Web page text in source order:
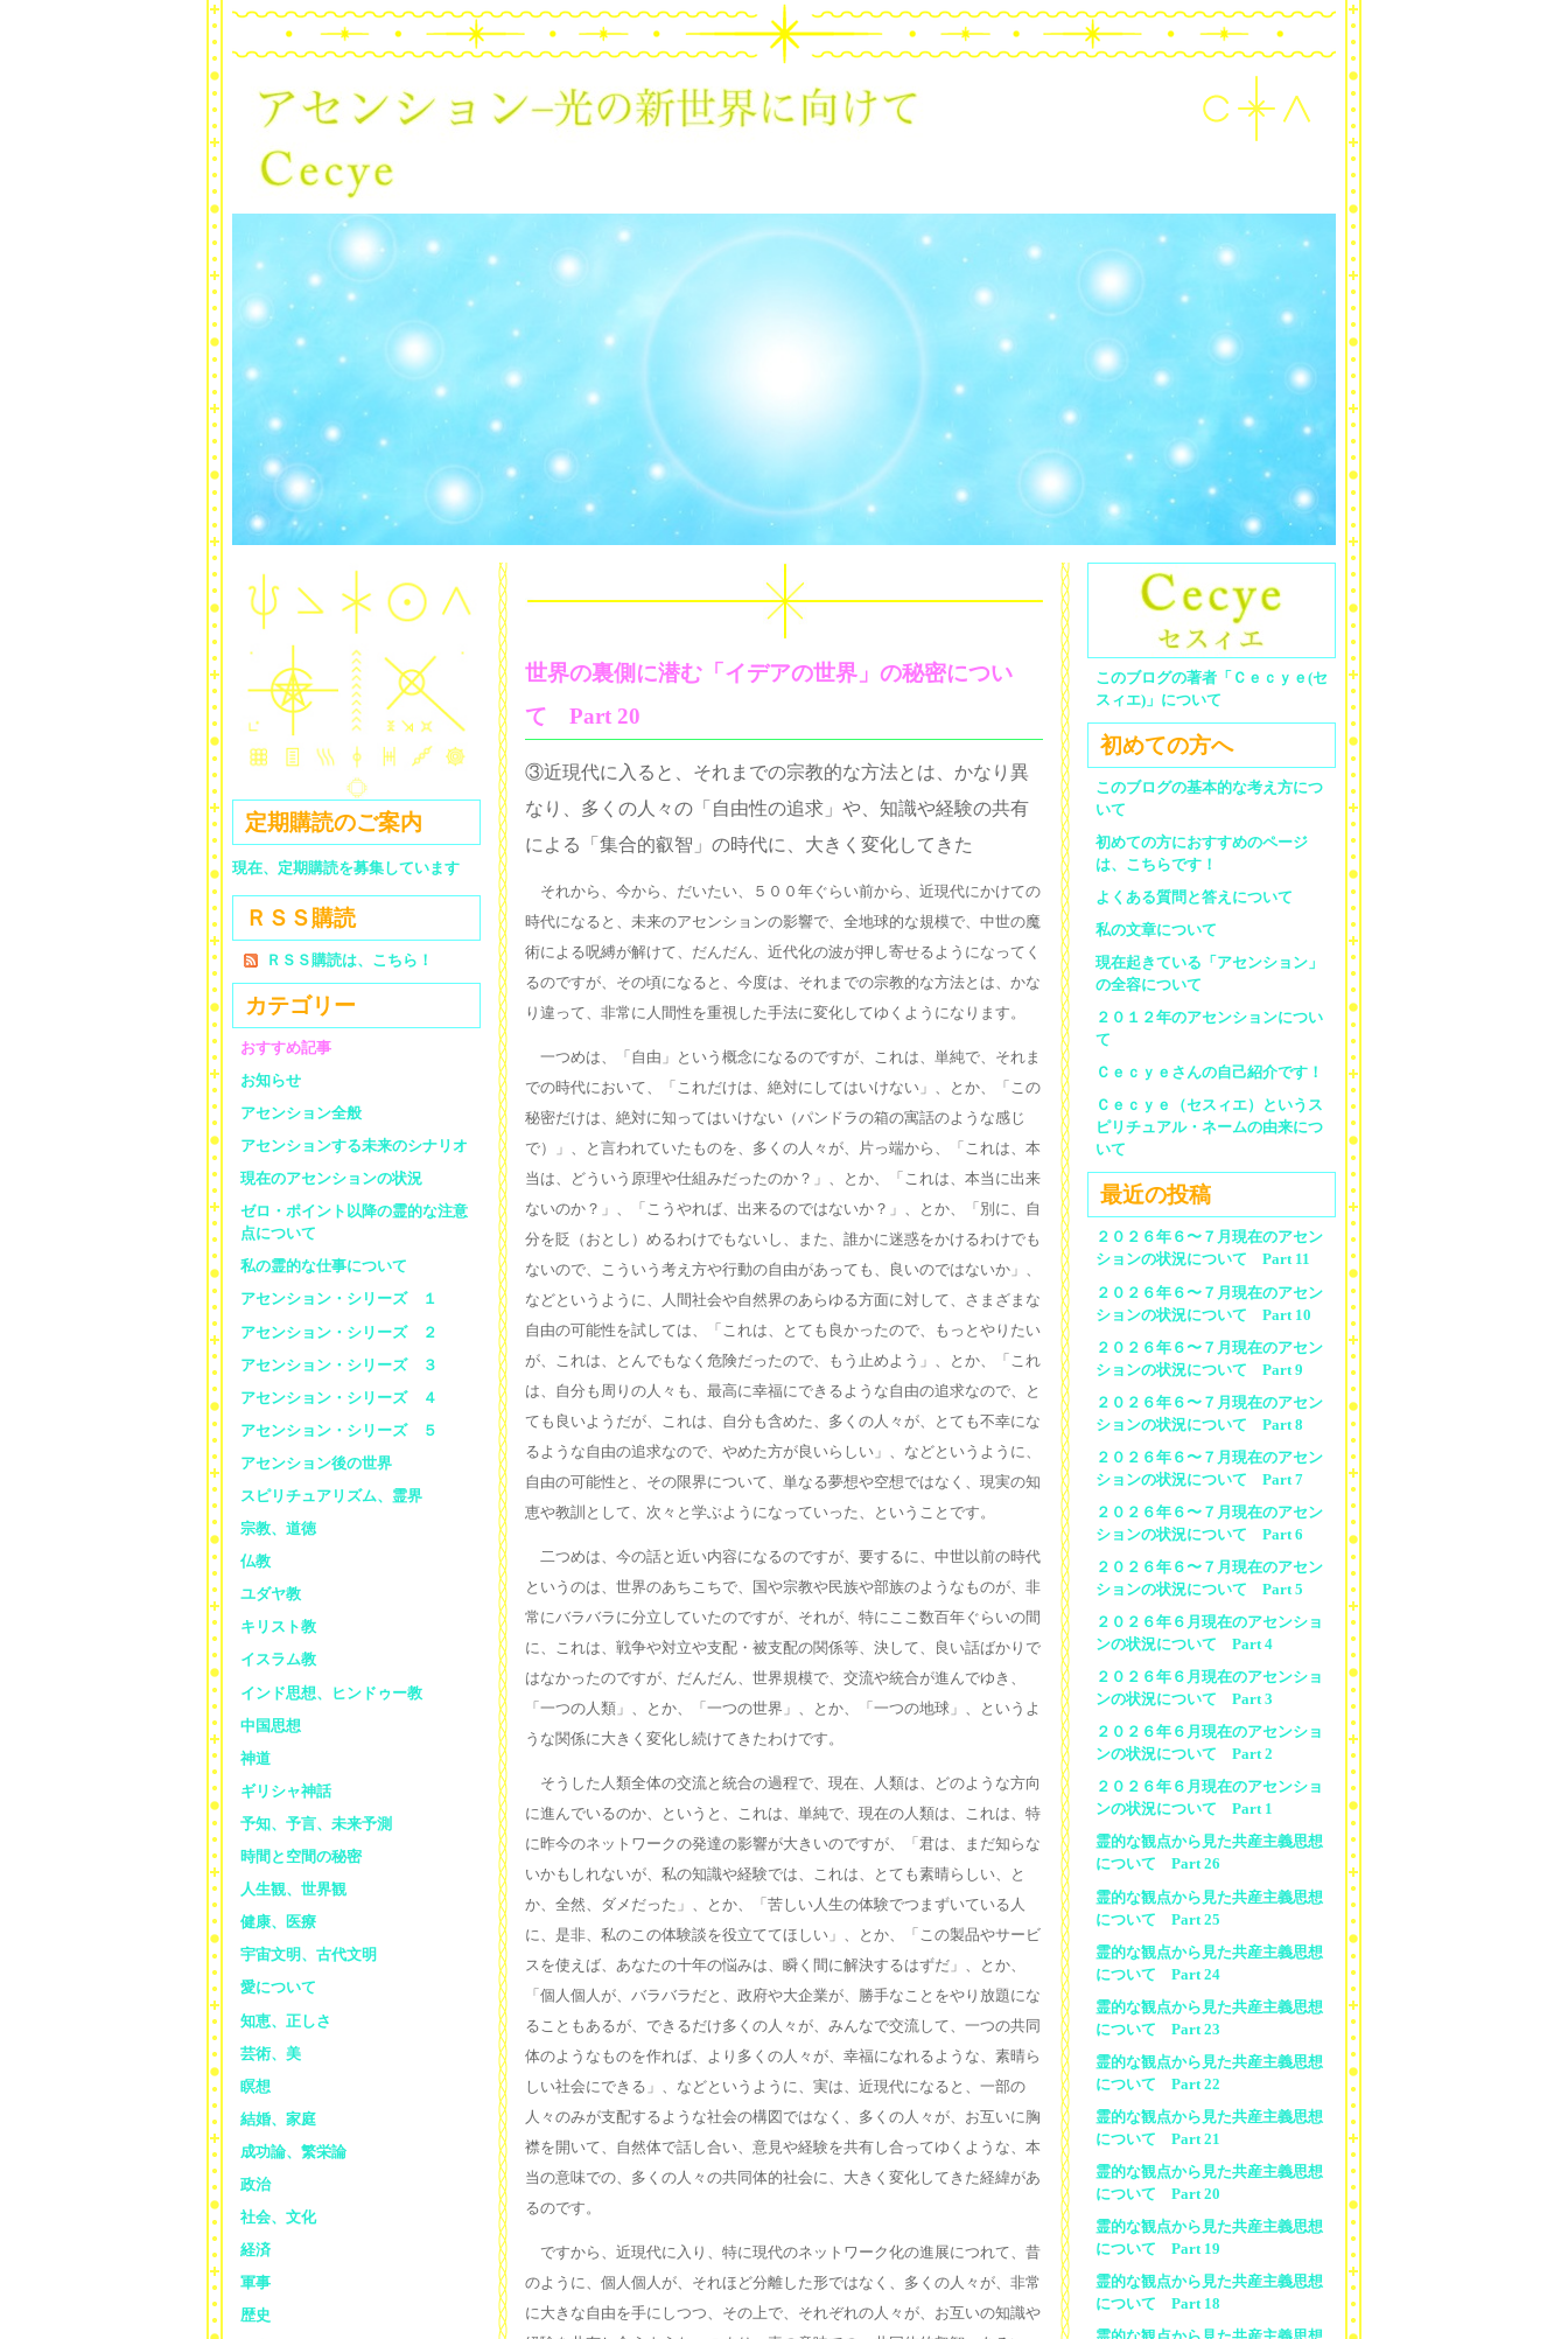
世界の裏側に潜む「イデアの世界」の秘密につい
て Part 20
③近現代に入ると、それまでの宗教的な方法とは、かなり異
なり、多くの人々の「自由性の追求」や、知識や経験の共有
による「集合的叡智」の時代に、大きく変化してきた
それから、今から、だいたい、５００年ぐらい前から、近現代にかけての
時代になると、未来のアセンションの影響で、全地球的な規模で、中世の魔
術による呪縛が解けて、だんだん、近代化の波が押し寄せるようになってく
るのですが、その頃になると、今度は、それまでの宗教的な方法とは、かな
り違って、非常に人間性を重視した手法に変化してゆくようになります。
一つめは、「自由」という概念になるのですが、これは、単純で、それま
での時代において、「これだけは、絶対にしてはいけない」、とか、「この
秘密だけは、絶対に知ってはいけない（パンドラの箱の寓話のような感じ
で）」、と言われていたものを、多くの人々が、片っ端から、「これは、本
当は、どういう原理や仕組みだったのか？」、とか、「これは、本当に出来
ないのか？」、「こうやれば、出来るのではないか？」、とか、「別に、自
分を貶（おとし）めるわけでもないし、また、誰かに迷惑をかけるわけでも
ないので、こういう考え方や行動の自由があっても、良いのではないか」、
などというように、人間社会や自然界のあらゆる方面に対して、さまざまな
自由の可能性を試しては、「これは、とても良かったので、もっとやりたい
が、これは、とんでもなく危険だったので、もう止めよう」、とか、「これ
は、自分も周りの人々も、最高に幸福にできるような自由の追求なので、と
ても良いようだが、これは、自分も含めた、多くの人々が、とても不幸にな
るような自由の追求なので、やめた方が良いらしい」、などというように、
自由の可能性と、その限界について、単なる夢想や空想ではなく、現実の知
恵や教訓として、次々と学ぶようになっていった、ということです。
二つめは、今の話と近い内容になるのですが、要するに、中世以前の時代
というのは、世界のあちこちで、国や宗教や民族や部族のようなものが、非
常にバラバラに分立していたのですが、それが、特にここ数百年ぐらいの間
に、これは、戦争や対立や支配・被支配の関係等、決して、良い話ばかりで
はなかったのですが、だんだん、世界規模で、交流や統合が進んでゆき、
「一つの人類」、とか、「一つの世界」、とか、「一つの地球」、というよ
うな関係に大きく変化し続けてきたわけです。
そうした人類全体の交流と統合の過程で、現在、人類は、どのような方向
に進んでいるのか、というと、これは、単純で、現在の人類は、これは、特
に昨今のネットワークの発達の影響が大きいのですが、「君は、まだ知らな
いかもしれないが、私の知識や経験では、これは、とても素晴らしい、と
か、全然、ダメだった」、とか、「苦しい人生の体験でつまずいている人
に、是非、私のこの体験談を役立ててほしい」、とか、「この製品やサービ
スを使えば、あなたの十年の悩みは、瞬く間に解決するはずだ」、とか、
「個人個人が、バラバラだと、政府や大企業が、勝手なことをやり放題にな
ることもあるが、できるだけ多くの人々が、みんなで交流して、一つの共同
体のようなものを作れば、より多くの人々が、幸福になれるような、素晴ら
しい社会にできる」、などというように、実は、近現代になると、一部の
人々のみが支配するような社会の構図ではなく、多くの人々が、お互いに胸
襟を開いて、自然体で話し合い、意見や経験を共有し合ってゆくような、本
当の意味での、多くの人々の共同体的社会に、大きく変化してきた経緯があ
るのです。
ですから、近現代に入り、特に現代のネットワーク化の進展につれて、昔
のように、個人個人が、それほど分離した形ではなく、多くの人々が、非常
に大きな自由を手にしつつ、その上で、それぞれの人々が、お互いの知識や
このブログの著者「Ｃｅｃｙｅ(セ
スィエ)」について
初めての方へ
このブログの基本的な考え方につ
いて
初めての方におすすめのページ
は、こちらです！
よくある質問と答えについて
私の文章について
現在起きている「アセンション」
の全容について
２０１２年のアセンションについ
て
Ｃｅｃｙｅさんの自己紹介です！
Ｃｅｃｙｅ（セスィエ）というス
ピリチュアル・ネームの由来につ
いて
最近の投稿
２０２６年６〜７月現在のアセン
ションの状況について Part 11
２０２６年６〜７月現在のアセン
ションの状況について Part 10
２０２６年６〜７月現在のアセン
ションの状況について Part 9
２０２６年６〜７月現在のアセン
ションの状況について Part 8
２０２６年６〜７月現在のアセン
ションの状況について Part 7
２０２６年６〜７月現在のアセン
ションの状況について Part 6
２０２６年６〜７月現在のアセン
ションの状況について Part 5
２０２６年６月現在のアセンショ
ンの状況について Part 4
２０２６年６月現在のアセンショ
ンの状況について Part 3
２０２６年６月現在のアセンショ
ンの状況について Part 2
２０２６年６月現在のアセンショ
ンの状況について Part 1
霊的な観点から見た共産主義思想
について Part 26
霊的な観点から見た共産主義思想
について Part 25
霊的な観点から見た共産主義思想
について Part 24
霊的な観点から見た共産主義思想
について Part 23
霊的な観点から見た共産主義思想
について Part 22
霊的な観点から見た共産主義思想
について Part 21
霊的な観点から見た共産主義思想
について Part 20
霊的な観点から見た共産主義思想
について Part 19
霊的な観点から見た共産主義思想
について Part 18
定期購読のご案内
現在、定期購読を募集しています
ＲＳＳ購読
ＲＳＳ購読は、こちら！
カテゴリー
おすすめ記事
お知らせ
アセンション全般
アセンションする未来のシナリオ
現在のアセンションの状況
ゼロ・ポイント以降の霊的な注意
点について
私の霊的な仕事について
アセンション・シリーズ １
アセンション・シリーズ ２
アセンション・シリーズ ３
アセンション・シリーズ ４
アセンション・シリーズ ５
アセンション後の世界
スピリチュアリズム、霊界
宗教、道徳
仏教
ユダヤ教
キリスト教
イスラム教
インド思想、ヒンドゥー教
中国思想
神道
ギリシャ神話
予知、予言、未来予測
時間と空間の秘密
人生観、世界観
健康、医療
宇宙文明、古代文明
愛について
知恵、正しさ
芸術、美
瞑想
結婚、家庭
成功論、繁栄論
政治
社会、文化
経済
軍事
歴史